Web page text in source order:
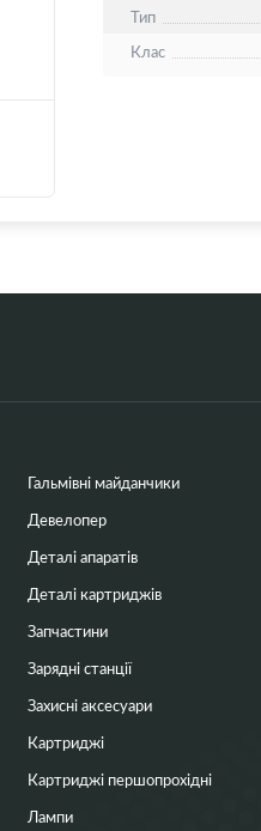
Тип
Клас
Гальмівні майданчики
Девелопер
Деталі апаратів
Деталі картриджів
Запчастини
Зарядні станції
Захисні аксесуари
Картриджі
Картриджі першопрохідні
Лампи